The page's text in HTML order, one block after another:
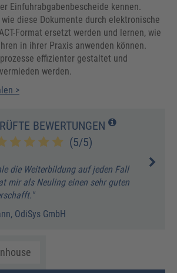
Einfuhrabgabenbescheide kennen.
diese Dokumente durch elektronische
Format ersetzt werden und lernen, wie
in ihrer Praxis anwenden können.
effizienter gestaltet und
werden.
>
BEWERTUNGEN
(5/5)
die Weiterbildung auf jeden Fall
mir als Neuling einen sehr guten
OdiSys GmbH